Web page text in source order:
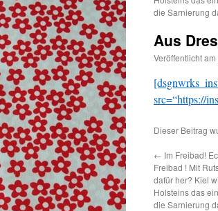
die Sarnierung
Aus
Veröffentlicht am
src=“https://
Dieser Beitrag
← Im Freibad!
Freibad ! Mit
dafür her? Kiel
Holsteins das
die Sarnierung